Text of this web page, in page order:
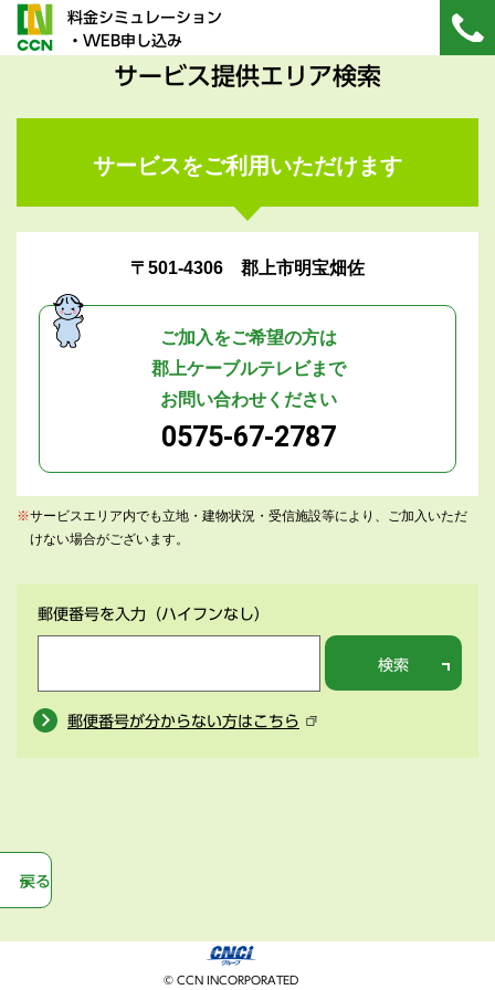
料金シミュレーション
・WEB申し込み
サービス提供エリア検索
サービスをご利用いただけます
〒501-4306 郡上市明宝畑佐
ご加入をご希望の方は
郡上ケーブルテレビまで
お問い合わせください
0575-67-2787
※サービスエリア内でも立地・建物状況・受信施設等により、ご加入いただ
けない場合がございます。
郵便番号を入力 （ハイフンなし）
検索
郵便番号が分からない方はこちら
戻る
© CCN INCORPORATED